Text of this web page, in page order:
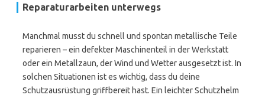
Reparaturarbeiten unterwegs
Manchmal musst du schnell und spontan metallische Teile
reparieren – ein defekter Maschinenteil in der Werkstatt
oder ein Metallzaun, der Wind und Wetter ausgesetzt ist. In
solchen Situationen ist es wichtig, dass du deine
Schutzausrüstung griffbereit hast. Ein leichter Schutzhelm